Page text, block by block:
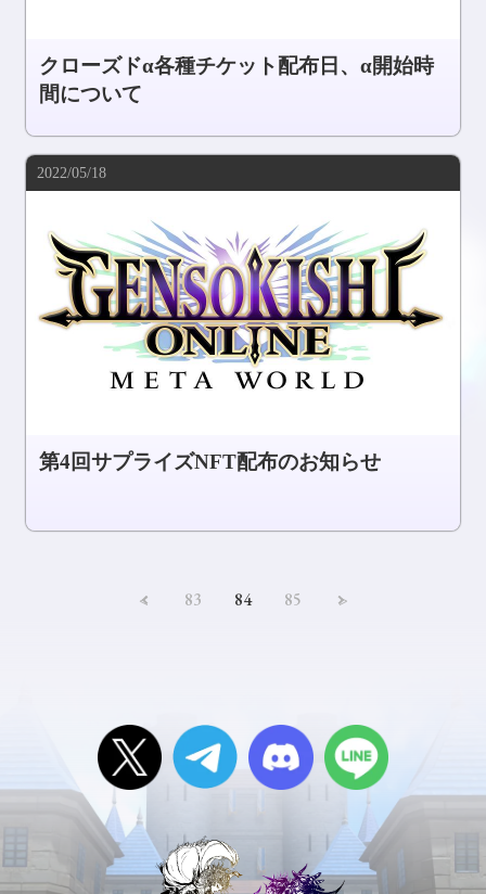
クローズドα各種チケット配布日、α開始時
間について
2022/05/18
第4回サプライズNFT配布のお知らせ
< 83 84 85 >